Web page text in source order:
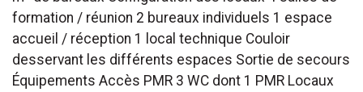
formation / réunion 2 bureaux individuels 1 espace
accueil / réception 1 local technique Couloir
desservant les différents espaces Sortie de secours
Équipements Accès PMR 3 WC dont 1 PMR Locaux